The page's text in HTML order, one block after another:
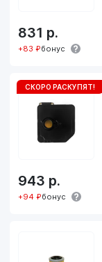
831 р.
+83 ₽бонус
943 р.
+94 ₽бонус
СКОРО РАСКУПЯТ!